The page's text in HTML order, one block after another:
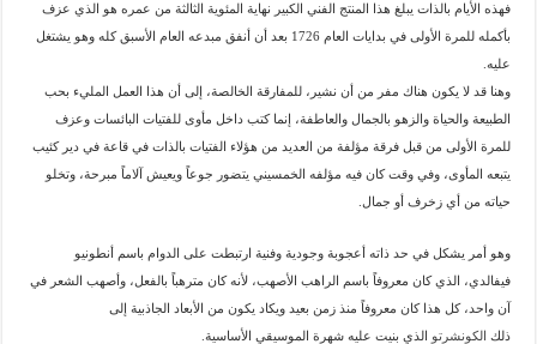
فهذه الأيام بالذات يبلغ هذا المنتج الفني الكبير نهاية المئوية الثالثة من عمره هو الذي عزف
بأكمله للمرة الأولى في بدايات العام 1726 بعد أن أنفق مبدعه العام الأسبق كله وهو يشتغل
عليه.
وهنا قد لا يكون هناك مفر من أن نشير، للمفارقة الخالصة، إلى أن هذا العمل المليء بحب
الطبيعة والحياة والزهو بالجمال والعاطفة، إنما كتب داخل مأوى للفتيات البائسات وعزف
للمرة الأولى من قبل فرقة مؤلفة من العديد من هؤلاء الفتيات بالذات في قاعة في دير كئيب
يتبعه المأوى، وفي وقت كان فيه مؤلفه الخمسيني يتضور جوعاً ويعيش آلاماً مبرحة، وتخلو
حياته من أي زخرف أو جمال.
وهو أمر يشكل في حد ذاته أعجوبة وجودية وفنية ارتبطت على الدوام باسم أنطونيو
فيفالدي، الذي كان معروفاً باسم الراهب الأصهب، لأنه كان مترهباً بالفعل، وأصهب الشعر في
آن واحد، كل هذا كان معروفاً منذ زمن بعيد ويكاد يكون من الأبعاد الجاذبية إلى
ذلك الكونشرتو الذي بنيت عليه شهرة الموسيقي الأساسية.